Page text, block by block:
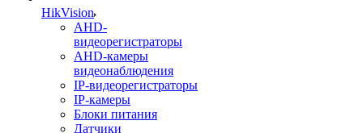
HikVision
AHD-
видеорегистраторы
AHD-камеры
видеонаблюдения
IP-видеорегистраторы
IP-камеры
Блоки питания
Датчики